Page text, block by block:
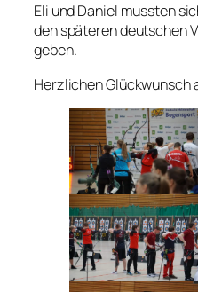
Eli und Daniel mussten
den späteren deutschen
geben.
Herzlichen Glückwunsch